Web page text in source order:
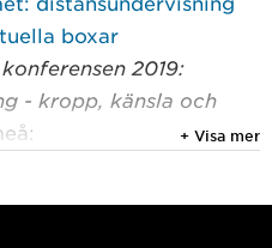
boxar
2019:
- kropp, känsla och
+ Visa mer